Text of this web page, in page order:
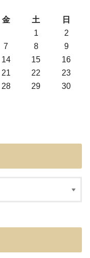
金 土
日
1
2
7 8
9
14 15
16
21 22
23
28 29
30